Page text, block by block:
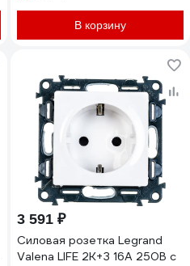
В корзину
3 591 ₽
Силовая розетка Legrand
Valena LIFE 2К+З 16А 250В с